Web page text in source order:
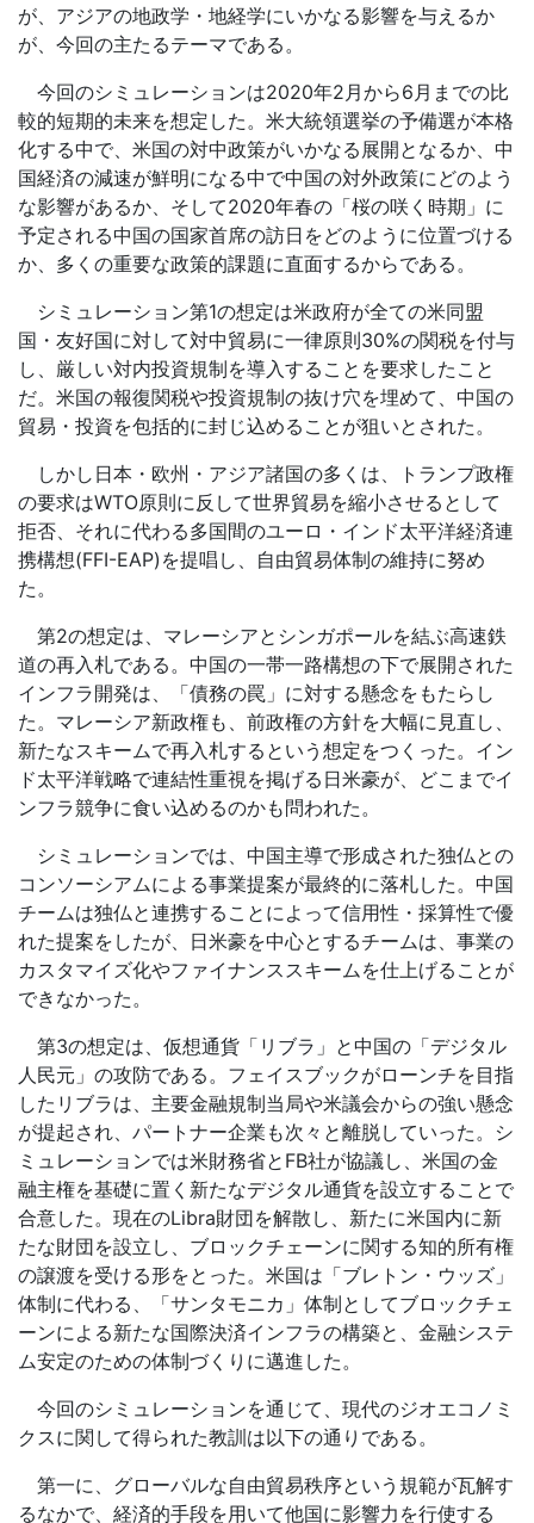
が、アジアの地政学・地経学にいかなる影響を与えるか
が、今回の主たるテーマである。
今回のシミュレーションは2020年2月から6月までの比
較的短期的未来を想定した。米大統領選挙の予備選が本格
化する中で、米国の対中政策がいかなる展開となるか、中
国経済の減速が鮮明になる中で中国の対外政策にどのよう
な影響があるか、そして2020年春の「桜の咲く時期」に
予定される中国の国家首席の訪日をどのように位置づける
か、多くの重要な政策的課題に直面するからである。
シミュレーション第1の想定は米政府が全ての米同盟
国・友好国に対して対中貿易に一律原則30%の関税を付与
し、厳しい対内投資規制を導入することを要求したこと
だ。米国の報復関税や投資規制の抜け穴を埋めて、中国の
貿易・投資を包括的に封じ込めることが狙いとされた。
しかし日本・欧州・アジア諸国の多くは、トランプ政権
の要求はWTO原則に反して世界貿易を縮小させるとして
拒否、それに代わる多国間のユーロ・インド太平洋経済連
携構想(FFI-EAP)を提唱し、自由貿易体制の維持に努め
た。
第2の想定は、マレーシアとシンガポールを結ぶ高速鉄
道の再入札である。中国の一帯一路構想の下で展開された
インフラ開発は、「債務の罠」に対する懸念をもたらし
た。マレーシア新政権も、前政権の方針を大幅に見直し、
新たなスキームで再入札するという想定をつくった。イン
ド太平洋戦略で連結性重視を掲げる日米豪が、どこまでイ
ンフラ競争に食い込めるのかも問われた。
シミュレーションでは、中国主導で形成された独仏との
コンソーシアムによる事業提案が最終的に落札した。中国
チームは独仏と連携することによって信用性・採算性で優
れた提案をしたが、日米豪を中心とするチームは、事業の
カスタマイズ化やファイナンススキームを仕上げることが
できなかった。
第3の想定は、仮想通貨「リブラ」と中国の「デジタル
人民元」の攻防である。フェイスブックがローンチを目指
したリブラは、主要金融規制当局や米議会からの強い懸念
が提起され、パートナー企業も次々と離脱していった。シ
ミュレーションでは米財務省とFB社が協議し、米国の金
融主権を基礎に置く新たなデジタル通貨を設立することで
合意した。現在のLibra財団を解散し、新たに米国内に新
たな財団を設立し、ブロックチェーンに関する知的所有権
の譲渡を受ける形をとった。米国は「ブレトン・ウッズ」
体制に代わる、「サンタモニカ」体制としてブロックチェ
ーンによる新たな国際決済インフラの構築と、金融システ
ム安定のための体制づくりに邁進した。
今回のシミュレーションを通じて、現代のジオエコノミ
クスに関して得られた教訓は以下の通りである。
第一に、グローバルな自由貿易秩序という規範が瓦解す
るなかで、経済的手段を用いて他国に影響力を行使する